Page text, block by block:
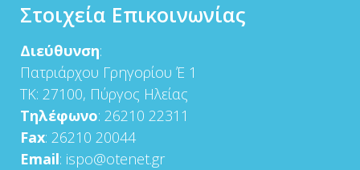
Στοιχεία Επικοινωνίας
Διεύθυνση:
Πατριάρχου Γρηγορίου Έ 1
ΤΚ: 27100, Πύργος Ηλείας
Τηλέφωνο: 26210 22311
Fax: 26210 20044
Email: ispo@otenet.gr